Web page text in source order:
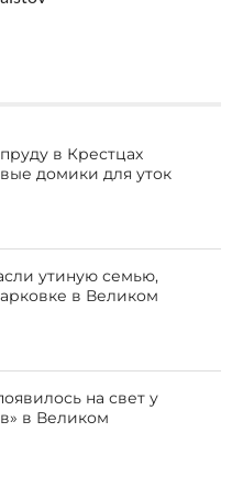
в Крестцах
домики для уток
утиную семью,
в Великом
на свет у
в Великом